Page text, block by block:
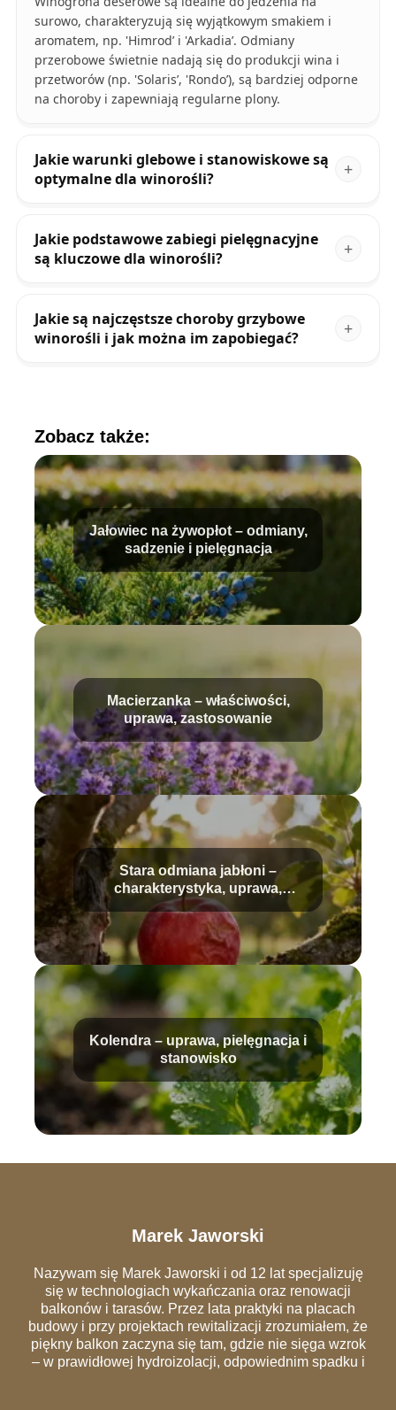
surowo, charakteryzują się wyjątkowym smakiem i
aromatem, np. 'Himrod’ i 'Arkadia’. Odmiany
przerobowe świetnie nadają się do produkcji wina i
przetworów (np. 'Solaris’, 'Rondo’), są bardziej odporne
na choroby i zapewniają regularne plony.
Jakie warunki glebowe i stanowiskowe są
optymalne dla winorośli?
Jakie podstawowe zabiegi pielęgnacyjne
są kluczowe dla winorośli?
Jakie są najczęstsze choroby grzybowe
winorośli i jak można im zapobiegać?
Zobacz także:
Jałowiec na żywopłot – odmiany,
sadzenie i pielęgnacja
Macierzanka – właściwości,
uprawa, zastosowanie
Stara odmiana jabłoni –
charakterystyka, uprawa,
pielęgnacja
Kolendra – uprawa, pielęgnacja i
stanowisko
Marek Jaworski
Nazywam się Marek Jaworski i od 12 lat specjalizuję
się w technologiach wykańczania oraz renowacji
balkonów i tarasów. Przez lata praktyki na placach
budowy i przy projektach rewitalizacji zrozumiałem, że
piękny balkon zaczyna się tam, gdzie nie sięga wzrok
– w prawidłowej hydroizolacji, odpowiednim spadku i